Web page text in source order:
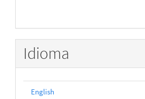
Idioma
English